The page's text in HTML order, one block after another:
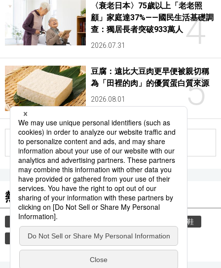
4
〈衰老日本〉75歲以上「老老照
顧」家庭達37%——國民生活基礎調
查：獨居長者突破933萬人
2026.07.31
5
豆腐：遠比大豆肉更早便被親切稱
為「田裡的肉」的優質蛋白質來源
2026.08.01
更多
熱門關鍵詞
教育 禮儀 脫鞋
觀光旅遊 時事通信新聞 歷史 飲食